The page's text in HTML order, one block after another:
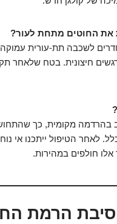
החוטים מתחת לעור?
לשכבה תת-עורית
חיצונית. בטח שלאחר
בהרדמה מקומית, כך
לאחר הטיפול ייתכנו אי
חולפים במהירות.
הרמת